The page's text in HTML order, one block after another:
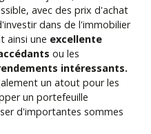
avec des prix d'achat
dans de l'immobilier
ainsi une excellente
ou les
intéressants.
un atout pour les
un portefeuille
d'importantes sommes